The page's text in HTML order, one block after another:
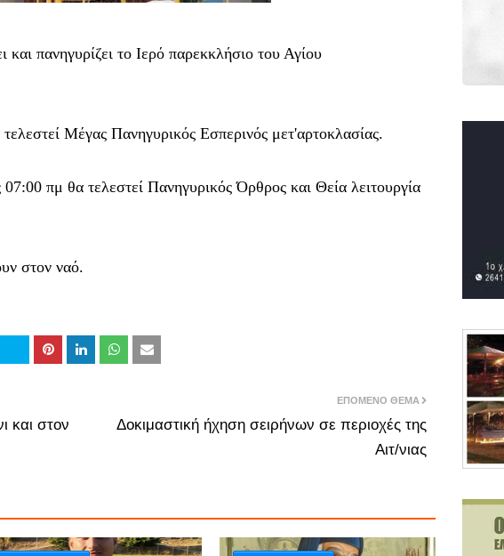
και πανηγυρίζει το Ιερό παρεκκλήσιο του Αγίου
Μέγας Πανηγυρικός Εσπερινός μετ'αρτοκλασίας.
πμ θα τελεστεί Πανηγυρικός Όρθρος και Θεία λειτουργία
στον ναό.
ΕΠΌΜΕΝΟ ΘΈΜΑ
Δοκιμαστική ήχηση σειρήνων σε περιοχές της
Αιτ/νιας
και στον